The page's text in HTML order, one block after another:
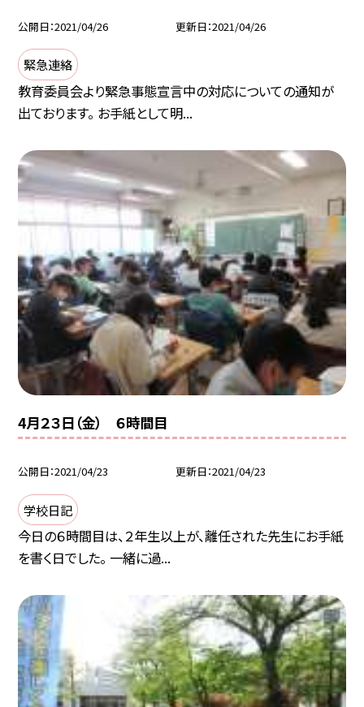
公開日 2021/04/26 更新日 2021/04/26
緊急連絡
教育委員会より緊急事態宣言中の対応についての通知が
出ております。 お手紙として明...
4月２３日（金） ６時間目
公開日 2021/04/23 更新日 2021/04/23
学校日記
今日の６時間目は、２年生以上が、離任された先生にお手紙
を書く日でした。 一緒に過...